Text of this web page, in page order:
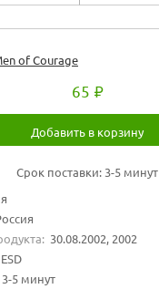
of Courage
65
Добавить в корзину
Срок поставки: 3-5 минут
30.08.2002, 2002
ESD
3-5 минут